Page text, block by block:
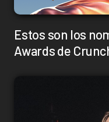
Estos son los
Awards de